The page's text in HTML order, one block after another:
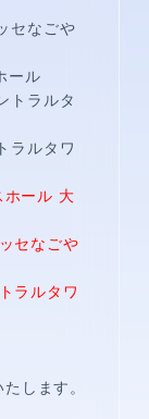
セなごや
ール
トラルタ
ラルタワ
ホール 大
セなごや
ラルタワ
します。